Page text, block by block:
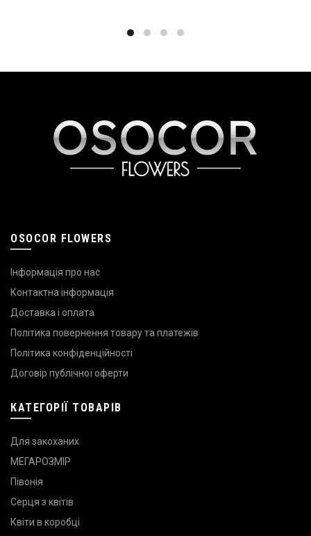
OSOCOR FLOWERS
Інформація про нас
Контактна інформація
Доставка і оплата
Політика повернення товару та платежів
Політика конфіденційності
Договір публічної оферти
КАТЕГОРІЇ ТОВАРІВ
Для закоханих
МЕГАРОЗМІР
Півонія
Серця з квітів
Квіти в коробці